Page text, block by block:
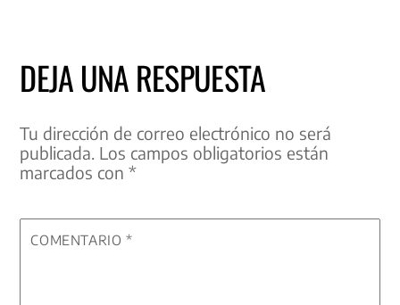
DEJA UNA RESPUESTA
Tu dirección de correo electrónico no será
publicada. Los campos obligatorios están
marcados con*
COMENTARIO*